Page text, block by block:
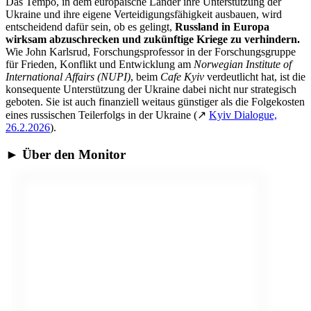
Ukraine und ihre eigene Verteidigungsfähigkeit ausbauen, wird
entscheidend dafür sein, ob es gelingt, Russland in Europa
wirksam abzuschrecken und zukünftige Kriege zu verhindern.
Wie John Karlsrud, Forschungsprofessor in der Forschungsgruppe
für Frieden, Konflikt und Entwicklung am Norwegian Institute of
International Affairs (NUPI), beim Cafe Kyiv verdeutlicht hat, ist die
konsequente Unterstützung der Ukraine dabei nicht nur strategisch
geboten. Sie ist auch finanziell weitaus günstiger als die Folgekosten
eines russischen Teilerfolgs in der Ukraine (↗ Kyiv Dialogue,
26.2.2026).
► Über den Monitor